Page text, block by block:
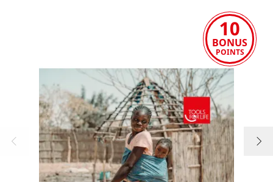
Bonusprogramm
Händlersuche
Einkaufswagen
10
BONUS
POINTS